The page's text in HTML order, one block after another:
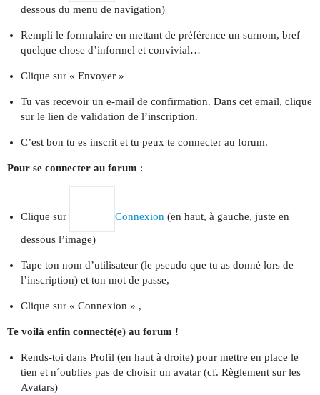
dessous du menu de navigation)
Rempli le formulaire en mettant de préférence un surnom, bref
quelque chose d’informel et convivial…
Clique sur « Envoyer »
Tu vas recevoir un e-mail de confirmation. Dans cet email, clique
sur le lien de validation de l’inscription.
C’est bon tu es inscrit et tu peux te connecter au forum.
Pour se connecter au forum :
Clique sur Connexion (en haut, à gauche, juste en
dessous l’image)
Tape ton nom d’utilisateur (le pseudo que tu as donné lors de
l’inscription) et ton mot de passe,
Clique sur « Connexion » ,
Te voilà enfin connecté(e) au forum !
Rends-toi dans Profil (en haut à droite) pour mettre en place le
tien et n´oublies pas de choisir un avatar (cf. Règlement sur les
Avatars)